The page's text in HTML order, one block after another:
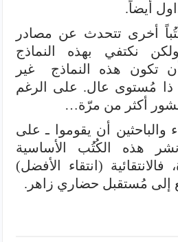
أيضاً.
أخرى تتحدث عن مصادر
ولكن نكتفي بهذه النماذج
تكون هذه النماذج غير
ذا مُستوى عال. على الرغم
أكثر من مرّة…
والباحثين أن يقوموا ـ على
هذه الكُتُب الأساسية
فالانتقائية (انتقاء الأفضل)
إلى مُستقبل حضاري زاهر.